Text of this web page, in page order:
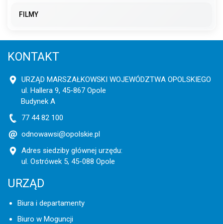
FILMY
KONTAKT
URZĄD MARSZAŁKOWSKI WOJEWÓDZTWA OPOLSKIEGO
ul. Hallera 9, 45-867 Opole
Budynek A
77 44 82 100
odnowawsi@opolskie.pl
Adres siedziby głównej urzędu:
ul. Ostrówek 5, 45-088 Opole
URZĄD
Biura i departamenty
Biuro w Moguncji